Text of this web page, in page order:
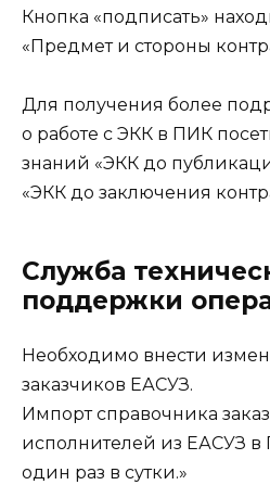
Кнопка «подписать»
«Предмет и стороны
Для получения более
о работе с ЭКК в ПИК
знаний «ЭКК до
«ЭКК до заключения
Служба
поддержки
Необходимо внести
заказчиков ЕАСУЗ.
Импорт справочника
исполнителей из ЕАСУЗ
один раз в сутки.»